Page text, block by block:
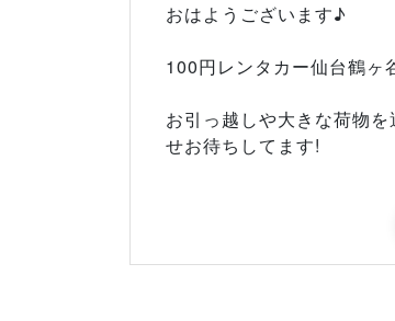
おはようございます♪
100円レンタカー仙台鶴ヶ
お引っ越しや大きな荷物
せお待ちしてます!